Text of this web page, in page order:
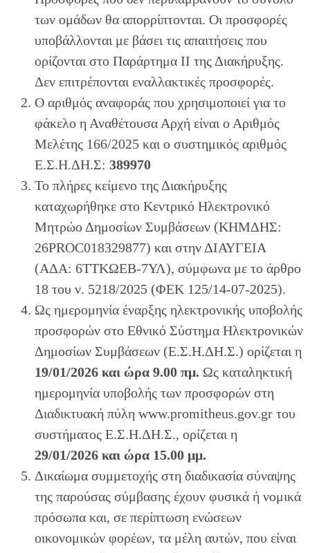
των ομάδων θα απορρίπτονται. Οι προσφορές
υποβάλλονται με βάσει τις απαιτήσεις που
ορίζονται στο Παράρτημα ΙΙ της Διακήρυξης.
Δεν επιτρέπονται εναλλακτικές προσφορές.
Ο αριθμός αναφοράς που χρησιμοποιεί για το
φάκελο η Αναθέτουσα Αρχή είναι ο Αριθμός
Μελέτης 166/2025 και ο συστημικός αριθμός
Ε.Σ.Η.ΔΗ.Σ: 389970
Το πλήρες κείμενο της Διακήρυξης
καταχωρήθηκε στο Κεντρικό Ηλεκτρονικό
Μητρώο Δημοσίων Συμβάσεων (ΚΗΜΔΗΣ:
26PROC018329877) και στην ΔΙΑΥΓΕΙΑ
(ΑΔΑ: 6ΤΤΚΩΕΒ-7ΥΛ), σύμφωνα με το άρθρο
18 του ν. 5218/2025 (ΦΕΚ 125/14-07-2025).
Ως ημερομηνία έναρξης ηλεκτρονικής υποβολής
προσφορών στο Εθνικό Σύστημα Ηλεκτρονικών
Δημοσίων Συμβάσεων (Ε.Σ.Η.ΔΗ.Σ.) ορίζεται η
19/01/2026 και ώρα 9.00 πμ. Ως καταληκτική
ημερομηνία υποβολής των προσφορών στη
Διαδικτυακή πύλη www.promitheus.gov.gr του
συστήματος Ε.Σ.Η.ΔΗ.Σ., ορίζεται η
29/01/2026 και ώρα 15.00 μμ.
Δικαίωμα συμμετοχής στη διαδικασία σύναψης
της παρούσας σύμβασης έχουν φυσικά ή νομικά
πρόσωπα και, σε περίπτωση ενώσεων
οικονομικών φορέων, τα μέλη αυτών, που είναι